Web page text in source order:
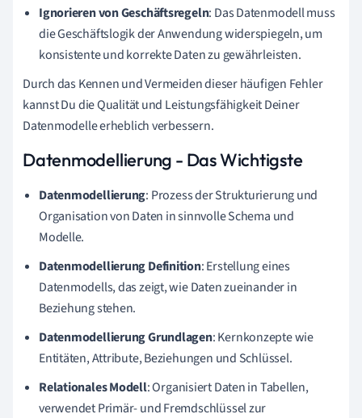
Ignorieren von Geschäftsregeln: Das Datenmodell muss
die Geschäftslogik der Anwendung widerspiegeln, um
konsistente und korrekte Daten zu gewährleisten.
Durch das Kennen und Vermeiden dieser häufigen Fehler
kannst Du die Qualität und Leistungsfähigkeit Deiner
Datenmodelle erheblich verbessern.
Datenmodellierung - Das Wichtigste
Datenmodellierung: Prozess der Strukturierung und
Organisation von Daten in sinnvolle Schema und
Modelle.
Datenmodellierung Definition: Erstellung eines
Datenmodells, das zeigt, wie Daten zueinander in
Beziehung stehen.
Datenmodellierung Grundlagen: Kernkonzepte wie
Entitäten, Attribute, Beziehungen und Schlüssel.
Relationales Modell: Organisiert Daten in Tabellen,
verwendet Primär- und Fremdschlüssel zur